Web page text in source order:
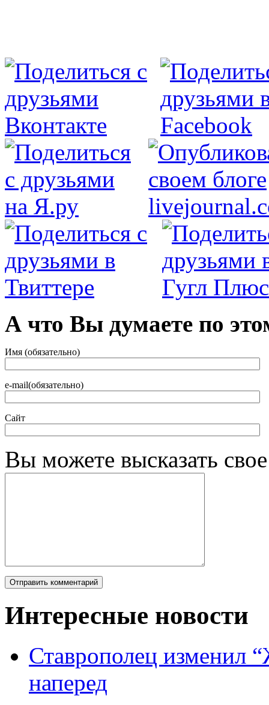
А что Вы думаете по
Имя (обязательно)
e-mail(обязательно)
Сайт
Вы можете высказать
Интересные новости
Ставрополец изменил
наперед